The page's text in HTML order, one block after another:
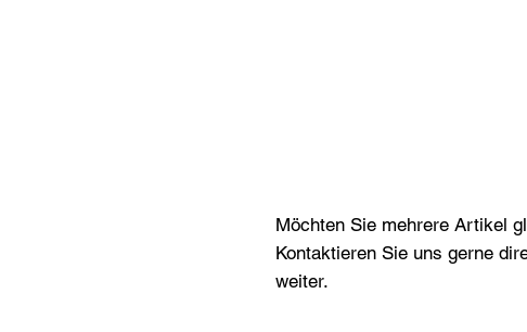
Möchten Sie mehrere Artikel
Kontaktieren Sie uns gerne
weiter.